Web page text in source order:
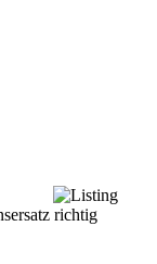
richtig